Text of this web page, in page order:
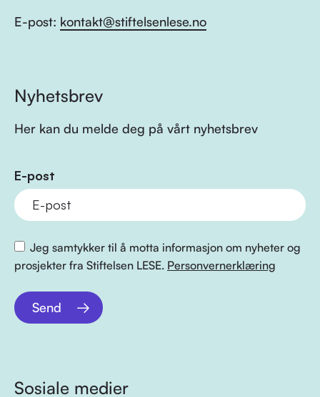
E-post: kontakt@stiftelsenlese.no
Nyhetsbrev
Her kan du melde deg på vårt nyhetsbrev
E-post
Jeg samtykker til å motta informasjon om nyheter og
prosjekter fra Stiftelsen LESE. Personvernerklæring
Send
Sosiale medier